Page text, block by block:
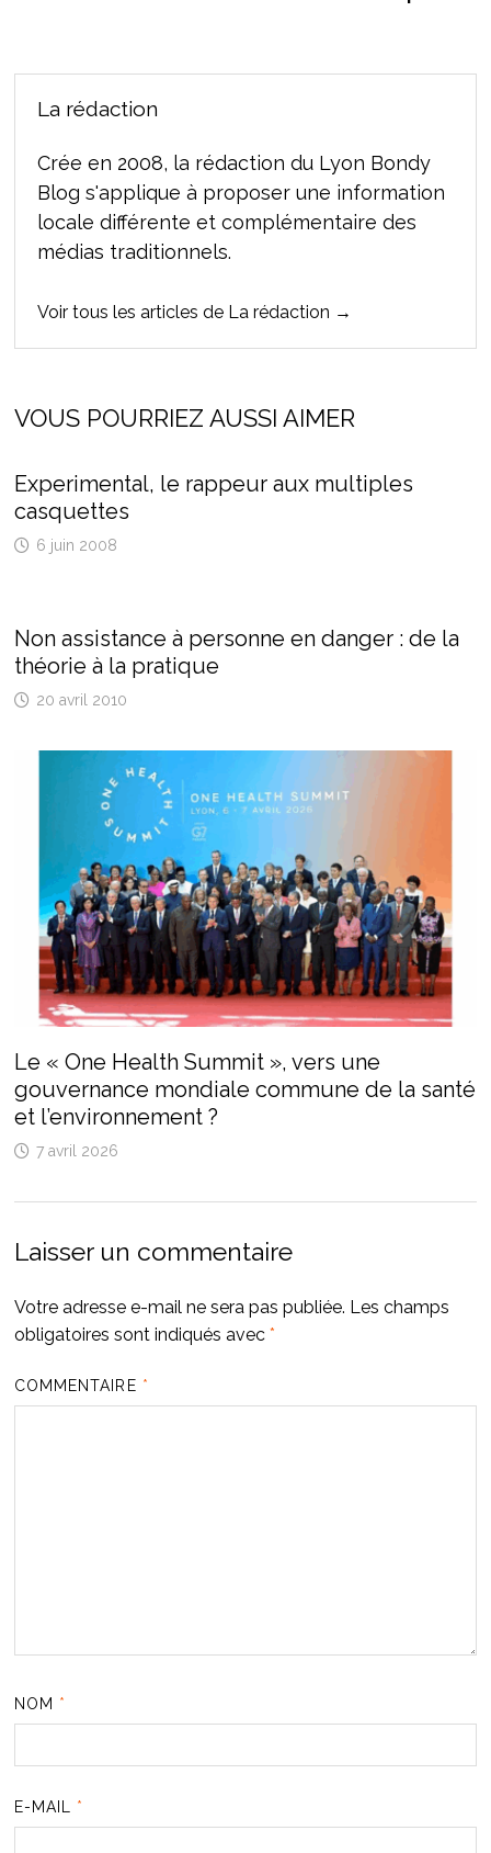
La rédaction
Crée en 2008, la rédaction du Lyon Bondy
Blog s'applique à proposer une information
locale différente et complémentaire des
médias traditionnels.
Voir tous les articles de La rédaction →
VOUS POURRIEZ AUSSI AIMER
Experimental, le rappeur aux multiples
casquettes
6 juin 2008
Non assistance à personne en danger : de la
théorie à la pratique
20 avril 2010
Le « One Health Summit », vers une
gouvernance mondiale commune de la santé
et l’environnement ?
7 avril 2026
Laisser un commentaire
Votre adresse e-mail ne sera pas publiée. Les champs
obligatoires sont indiqués avec *
COMMENTAIRE *
NOM *
E-MAIL *